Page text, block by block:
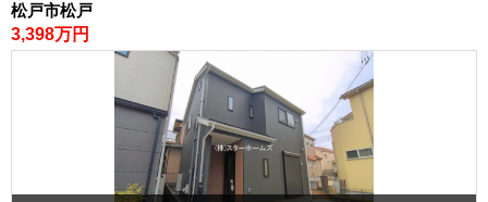
松戸市松戸
3,398万円